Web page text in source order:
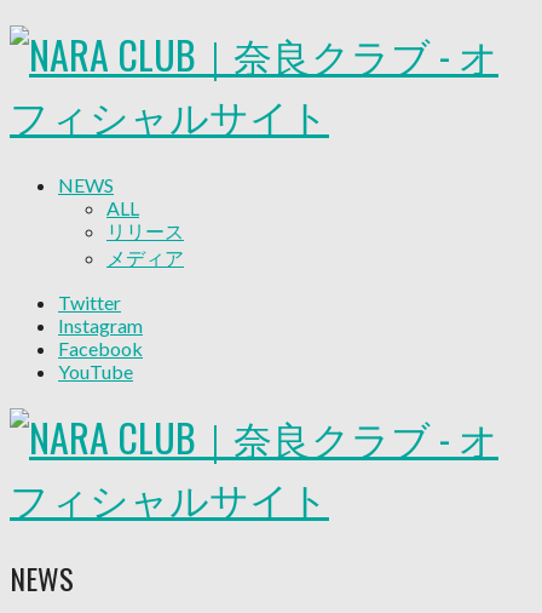
NEWS
ALL
リリース
メディア
グッズ
ファンコミュニティ
普及・育成
コラム
その他
2026/27トップチーム
2026/27トップチームスタッフ
Twitter
Instagram
Facebook
YouTube
NEWS